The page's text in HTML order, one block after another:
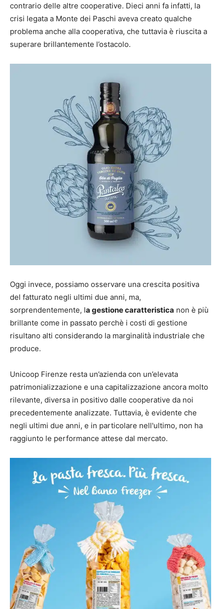
contrario delle altre cooperative. Dieci anni fa infatti, la
crisi legata a Monte dei Paschi aveva creato qualche
problema anche alla cooperativa, che tuttavia è riuscita a
superare brillantemente l’ostacolo.
Oggi invece, possiamo osservare una crescita positiva
del fatturato negli ultimi due anni, ma,
sorprendentemente, la gestione caratteristica non è più
brillante come in passato perchè i costi di gestione
risultano alti considerando la marginalità industriale che
produce.
Unicoop Firenze resta un’azienda con un’elevata
patrimonializzazione e una capitalizzazione ancora molto
rilevante, diversa in positivo dalle cooperative da noi
precedentemente analizzate. Tuttavia, è evidente che
negli ultimi due anni, e in particolare nell'ultimo, non ha
raggiunto le performance attese dal mercato.